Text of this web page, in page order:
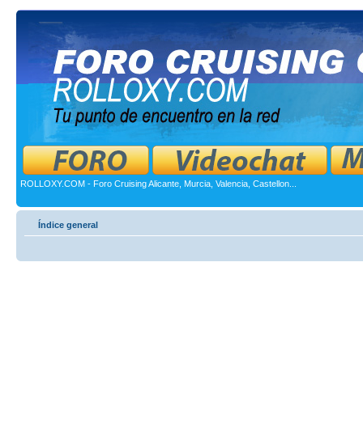
ROLLOXY.COM - Foro Cruising Alicante, Murcia, Valencia, Castellon...
Índice general